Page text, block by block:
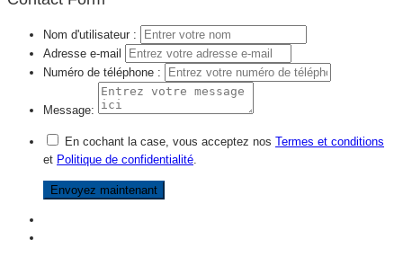
Nom d'utilisateur :
Adresse e-mail
Numéro de téléphone :
Message:
En cochant la case, vous acceptez nos Termes et conditions
et Politique de confidentialité